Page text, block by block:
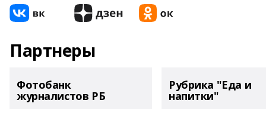
Партнеры
Фотобанк
журналистов РБ
Рубрика "Еда и
напитки"